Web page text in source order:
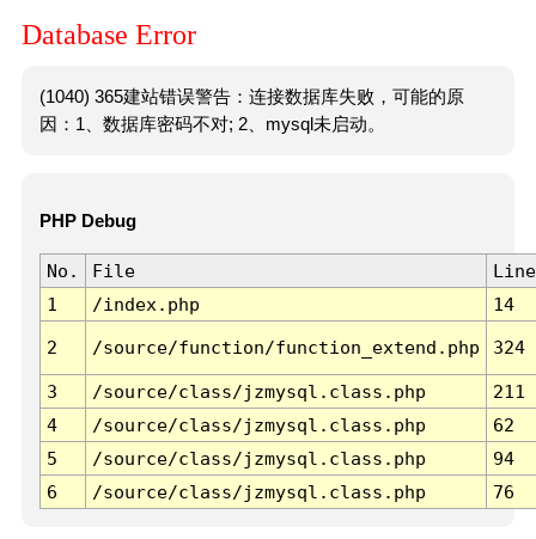
Database Error
(1040) 365建站错误警告：连接数据库失败，可能的原
因：1、数据库密码不对; 2、mysql未启动。
PHP Debug
No. File
Line
1
/index.php 14
2 /source/function/function_extend.php 324
3 /source/class/jzmysql.class.php
211
4
/source/class/jzmysql.class.php
62
5
/source/class/jzmysql.class.php
94
6
/source/class/jzmysql.class.php 76